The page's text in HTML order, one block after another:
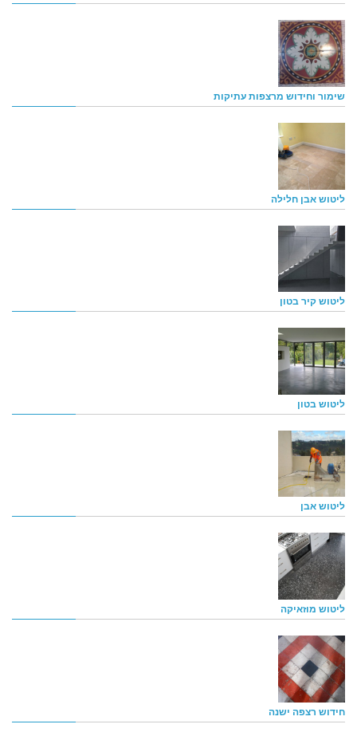
שימור וחידוש מרצפות עתיקות
ליטוש אבן חלילה
ליטוש קיר בטון
ליטוש בטון
ליטוש אבן
ליטוש מוזאיקה
חידוש רצפה ישנה